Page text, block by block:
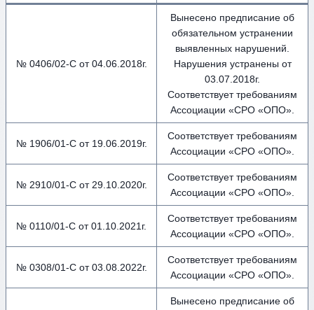
№ 0406/02-С от 04.06.2018г.
Вынесено предписание об
обязательном устранении
выявленных нарушений.
Нарушения устранены от
03.07.2018г.
Соответствует требованиям
Ассоциации «СРО «ОПО».
№ 1906/01-С от 19.06.2019г.
Соответствует требованиям
Ассоциации «СРО «ОПО».
№ 2910/01-С от 29.10.2020г.
Соответствует требованиям
Ассоциации «СРО «ОПО».
№ 0110/01-С от 01.10.2021г.
Соответствует требованиям
Ассоциации «СРО «ОПО».
№ 0308/01-С от 03.08.2022г.
Соответствует требованиям
Ассоциации «СРО «ОПО».
Вынесено предписание об